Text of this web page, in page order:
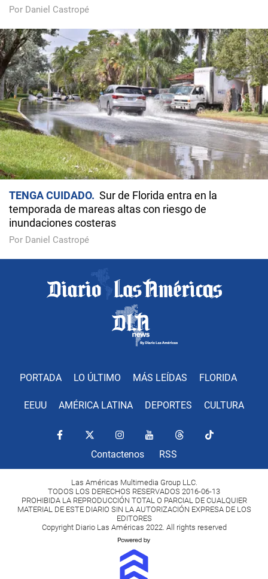
Por Daniel Castropé
TENGA CUIDADO
Sur de Florida entra en la
temporada de mareas altas con riesgo de
inundaciones costeras
Por Daniel Castropé
PORTADA LO ÚLTIMO MÁS LEÍDAS FLORIDA
EEUU AMÉRICA LATINA DEPORTES CULTURA
Contactenos RSS
Las Américas Multimedia Group LLC.
TODOS LOS DERECHOS RESERVADOS 2016-06-13
PROHIBIDA LA REPRODUCCIÓN TOTAL O PARCIAL DE CUALQUIER
MATERIAL DE ESTE DIARIO SIN LA AUTORIZACIÓN EXPRESA DE LOS
EDITORES
Copyright Diario Las Américas 2022. All rights reserved